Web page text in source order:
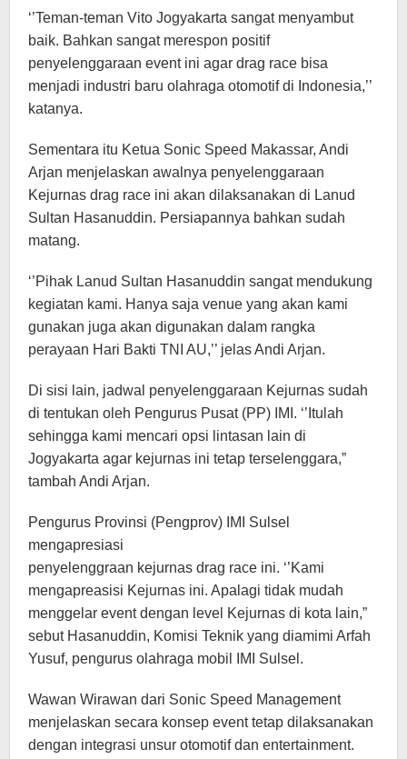
‘’Teman-teman Vito Jogyakarta sangat menyambut
baik. Bahkan sangat merespon positif
penyelenggaraan event ini agar drag race bisa
menjadi industri baru olahraga otomotif di Indonesia,’’
katanya.
Sementara itu Ketua Sonic Speed Makassar, Andi
Arjan menjelaskan awalnya penyelenggaraan
Kejurnas drag race ini akan dilaksanakan di Lanud
Sultan Hasanuddin. Persiapannya bahkan sudah
matang.
‘’Pihak Lanud Sultan Hasanuddin sangat mendukung
kegiatan kami. Hanya saja venue yang akan kami
gunakan juga akan digunakan dalam rangka
perayaan Hari Bakti TNI AU,’’ jelas Andi Arjan.
Di sisi lain, jadwal penyelenggaraan Kejurnas sudah
di tentukan oleh Pengurus Pusat (PP) IMI. ‘’Itulah
sehingga kami mencari opsi lintasan lain di
Jogyakarta agar kejurnas ini tetap terselenggara,”
tambah Andi Arjan.
Pengurus Provinsi (Pengprov) IMI Sulsel
mengapresiasi
penyelenggraan kejurnas drag race ini. ‘’Kami
mengapreasisi Kejurnas ini. Apalagi tidak mudah
menggelar event dengan level Kejurnas di kota lain,”
sebut Hasanuddin, Komisi Teknik yang diamimi Arfah
Yusuf, pengurus olahraga mobil IMI Sulsel.
Wawan Wirawan dari Sonic Speed Management
menjelaskan secara konsep event tetap dilaksanakan
dengan integrasi unsur otomotif dan entertainment.